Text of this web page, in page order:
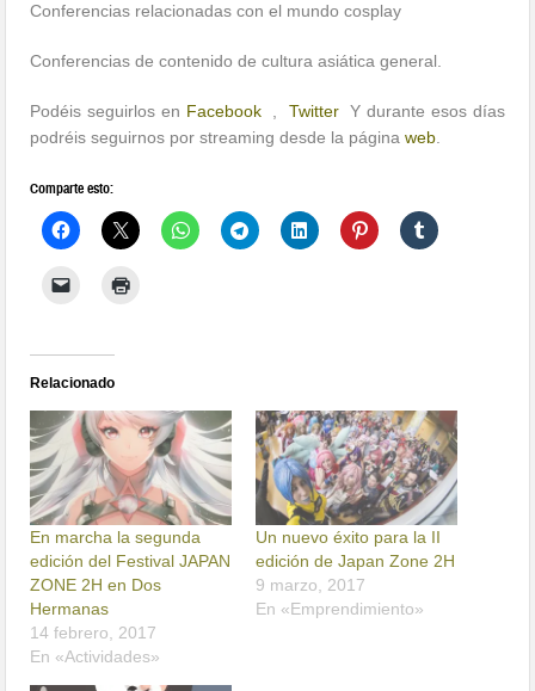
Conferencias relacionadas con el mundo cosplay
Conferencias de contenido de cultura asiática general.
Podéis seguirlos en Facebook TwitterY durante esos días
podréis seguirnos por streaming desde la páginaweb
Comparte esto:
Relacionado
En marcha la segunda
edición del Festival JAPAN
ZONE 2H en Dos
Hermanas
14 febrero, 2017
En «Actividades»
Un nuevo éxito para la II
edición de Japan Zone 2H
9 marzo, 2017
En «Emprendimiento»